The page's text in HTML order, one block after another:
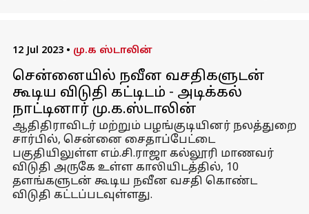
12 Jul 2023 • மு.க ஸ்டாலின்
சென்னையில் நவீன வசதிகளுடன்
கூடிய விடுதி கட்டிடம் - அடிக்கல்
நாட்டினார் மு.க.ஸ்டாலின்
ஆதிதிராவிடர் மற்றும் பழங்குடியினர் நலத்துறை
சார்பில், சென்னை சைதாப்பேட்டை
பகுதியிலுள்ள எம்.சி.ராஜா கல்லூரி மாணவர்
விடுதி அருகே உள்ள காலியிடத்தில், 10
தளங்களுடன் கூடிய நவீன வசதி கொண்ட
விடுதி கட்டப்படவுள்ளது.